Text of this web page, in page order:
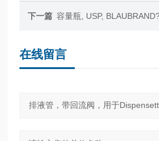
下一篇 容量瓶, USP, BLAUBRAND?, , DE-M, 棕色, 200 ml, NS
在线留言